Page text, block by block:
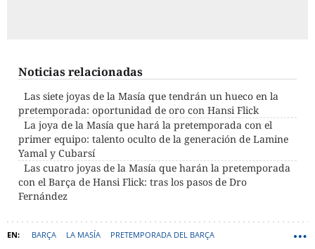
Noticias relacionadas
Las siete joyas de la Masía que tendrán un hueco en la
pretemporada: oportunidad de oro con Hansi Flick
La joya de la Masía que hará la pretemporada con el
primer equipo: talento oculto de la generación de Lamine
Yamal y Cubarsí
Las cuatro joyas de la Masía que harán la pretemporada
con el Barça de Hansi Flick: tras los pasos de Dro
Fernández
BARÇA LA MASÍA PRETEMPORADA DEL BARÇA